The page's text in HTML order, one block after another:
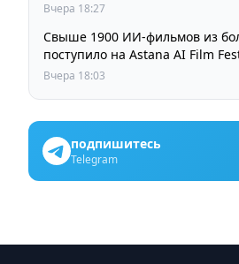
Вчера 18:27
Свыше 1900 ИИ-фильмов из
поступило на Astana AI Film
Вчера 18:03
подпишитесь
Telegram